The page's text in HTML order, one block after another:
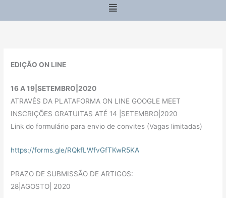
Menu
EDIÇÃO ON LINE
16 A 19|SETEMBRO|2020
ATRAVÉS DA PLATAFORMA ON LINE GOOGLE MEET
INSCRIÇÕES GRATUITAS ATÉ 14 |SETEMBRO|2020
Link do formulário para envio de convites (Vagas limitadas)
https://forms.gle/RQkfLWfvGfTKwR5KA
PRAZO DE SUBMISSÃO DE ARTIGOS:
28|AGOSTO| 2020